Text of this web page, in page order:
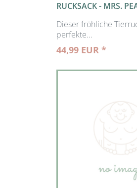
RUCKSACK - MRS.
Dieser fröhliche
perfekte...
44,99 EUR *